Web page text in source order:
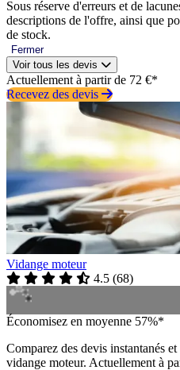
Sous réserve d'erreurs et de
descriptions de l'offre, ainsi que
de stock.
Fermer
Voir tous les devis
Actuellement à partir de 72 €*
Recevez des devis
Vidange moteur
4.5 (68)
Économisez en moyenne 57%*
Comparez des devis instantanés
vidange moteur. Actuellement à